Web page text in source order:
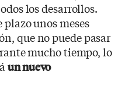
los desarrollos.
plazo unos meses
que no puede pasar
mucho tiempo, lo
un nuevo